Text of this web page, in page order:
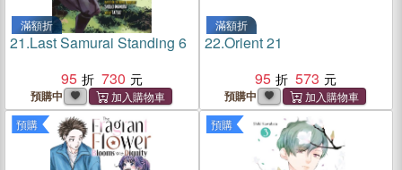
滿額折
21.Last Samurai Standing 6
95
730
預購中
滿額折
22.Orient 21
95
573
預購中
預購 預購